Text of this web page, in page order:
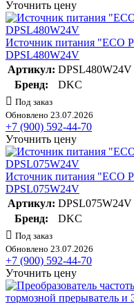
Уточнить цену
Источник питания "ECO
DPSL480W24V
Артикул: DPSL480W24V
Бренд:
DKC
Под заказ
Обновлено 23.07.2026
+7 (900) 592-44-70
Уточнить цену
Источник питания "ECO
DPSL075W24V
Артикул: DPSL075W24V
Бренд:
DKC
Под заказ
Обновлено 23.07.2026
+7 (900) 592-44-70
Уточнить цену